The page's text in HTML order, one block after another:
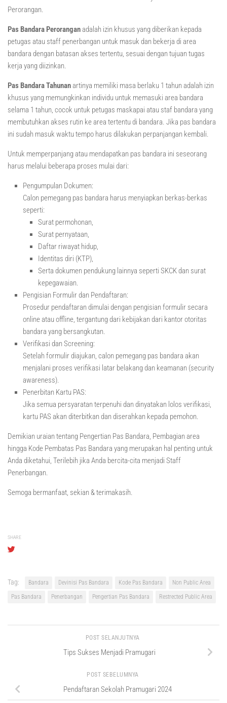
Perorangan.
Pas Bandara Peroranganadalah izin khusus yang diberikan kepada
petugas atau staff penerbangan untuk masuk dan bekerja di area
bandara dengan batasan akses tertentu, sesuai dengan tujuan tugas
kerja yang diizinkan.
Pas Bandara Tahunanartinya memiliki masa berlaku 1 tahun adalah izin
khusus yang memungkinkan individu untuk memasuki area bandara
selama 1 tahun, cocok untuk petugas maskapai atau staf bandara yang
membutuhkan akses rutin ke area tertentu di bandara. Jika pas bandara
ini sudah masuk waktu tempo harus dilakukan perpanjangan kembali.
Untuk memperpanjang atau mendapatkan pas bandara ini seseorang
harus melalui beberapa proses mulai dari:
Pengumpulan Dokumen:
Calon pemegang pas bandara harus menyiapkan berkas-berkas
seperti:
Surat permohonan,
Surat pernyataan,
Daftar riwayat hidup,
Identitas diri (KTP),
Serta dokumen pendukung lainnya seperti SKCK dan surat
kepegawaian.
Pengisian Formulir dan Pendaftaran:
Prosedur pendaftaran dimulai dengan pengisian formulir secara
online atau offline, tergantung dari kebijakan dari kantor otoritas
bandara yang bersangkutan.
Verifikasi dan Screening:
Setelah formulir diajukan, calon pemegang pas bandara akan
menjalani proses verifikasi latar belakang dan keamanan (security
awareness).
Penerbitan Kartu PAS:
Jika semua persyaratan terpenuhi dan dinyatakan lolos verifikasi,
kartu PAS akan diterbitkan dan diserahkan kepada pemohon.
Demikian uraian tentang Pengertian Pas Bandara, Pembagian area
hingga Kode Pembatas Pas Bandara yang merupakan hal penting untuk
Anda diketahui, Terilebih jika Anda bercita-cita menjadi Staff
Penerbangan.
Semoga bermanfaat, sekian & terimakasih.
SHARE
Tag: Bandara Devinisi Pas Bandara Kode Pas Bandara
Non Public Area
Pas Bandara
Penerbangan Pengertian Pas Bandara Restrected Public Area
POST SELANJUTNYA
Tips Sukses Menjadi Pramugari
POST SEBELUMNYA
Pendaftaran Sekolah Pramugari 2024